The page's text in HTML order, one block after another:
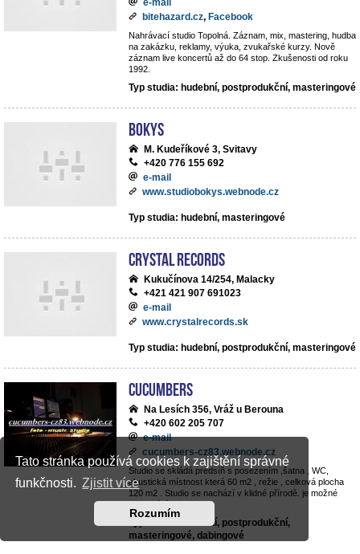
Tato stránka používá cookies k zajištění správné
funkčnosti. Zjistit více
Rozumím
e-mail
bitehazard.cz, Facebook
Nahrávací studio Topolná. Záznam, mix, mastering, hudba
na zakázku, reklamy, výuka, zvukařské kurzy. Nově
záznam live koncertů až do 64 stop. Zkušenosti od roku
1992.
Typ studia: hudební, postprodukční, masteringové
BoKys
M. Kudeříkové 3, Svitavy
+420 776 155 692
e-mail
www.studiobokys.webnode.cz
Typ studia: hudební, masteringové
Crystal Records
Kukučínova 14/254, Malacky
+421 421 907 691023
e-mail
www.crystalrecords.sk
Typ studia: hudební, postprodukční, masteringové
cucumbers
Na Lesích 356, Vráž u Berouna
+420 602 205 707
e-mail
cucumbers-cz83.webnode.cz
Studio se skládá predsíň s posezením ,šatna , WC,
akustická místnost která 60 m2 , režie , celková plocha
120 m2 . Studio se nachází v klidné přírodě. je možné
parkování v objektu .
Typ studia: hudební, postprodukční,
masteringové, dabingové